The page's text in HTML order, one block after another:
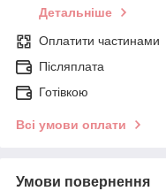
Детальніше
Оплатити частинами
Післяплата
Готівкою
Всі умови оплати
Умови повернення